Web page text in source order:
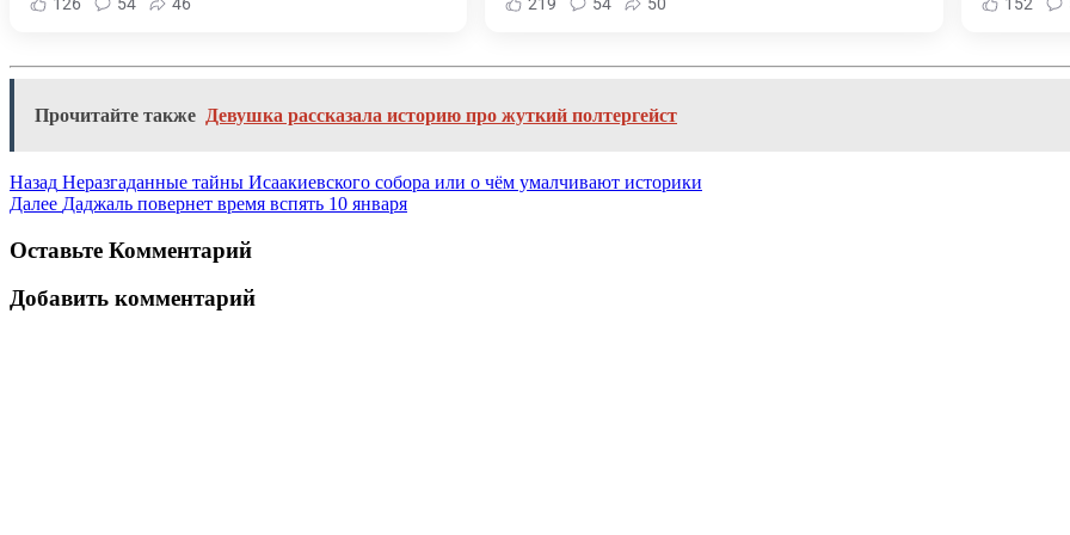
Прочитайте также Девушка рассказала историю про жуткий полтергейст
Назад Неразгаданные тайны Исаакиевского собора или о чём умалчивают историки
Далее Даджаль повернет время вспять 10 января
Оставьте Комментарий
Добавить комментарий